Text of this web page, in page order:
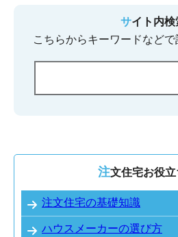
サイト内
こちらからキーワードなど
注文住宅お役
注文住宅の基礎知識
ハウスメーカーの選び方